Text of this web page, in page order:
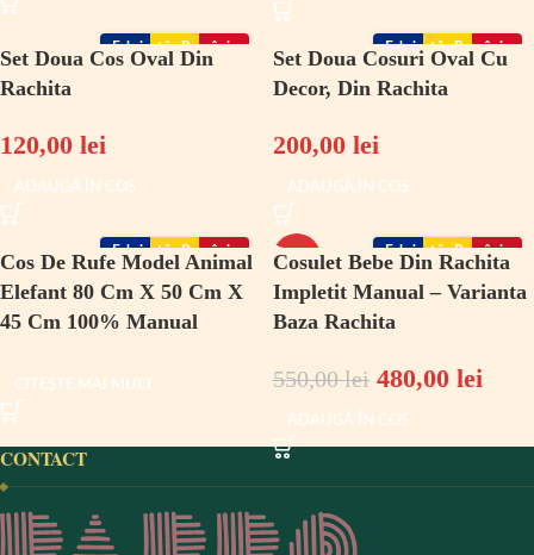
Fabricat în România
Set Doua Cos Oval Din
Rachita
120,00 lei
ADAUGĂ ÎN COȘ
Fabricat în România
Set Doua Cosuri Oval Cu
Decor, Din Rachita
200,00 lei
ADAUGĂ ÎN COȘ
Fabricat în România
Cos De Rufe Model Animal
Elefant 80 Cm X 50 Cm X
45 Cm 100% Manual
CITEȘTE MAI MULT
-13% Fabricat în România
Cosulet Bebe Din Rachita
Impletit Manual – Varianta
Baza Rachita
550,00lei 480,00 lei
ADAUGĂ ÎN COȘ
CONTACT